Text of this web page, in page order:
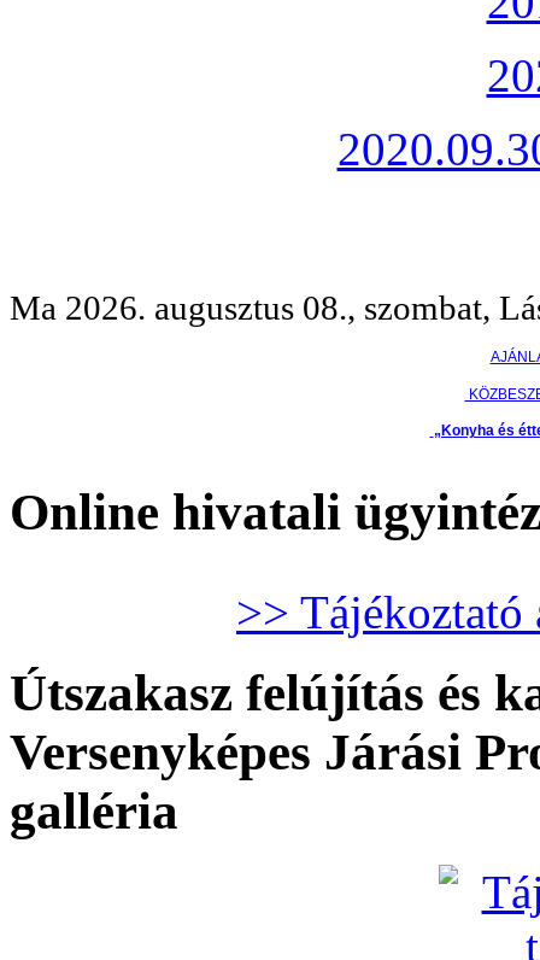
Ma 2026. augusztus 08., szombat,
„Konyha és
Online hivatali
>> Tájékoztató
Útszakasz felújítás és
Versenyképes Járási
galléria